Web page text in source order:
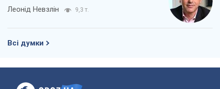
Леонід Невзлін 9,3 т.
Всі думки